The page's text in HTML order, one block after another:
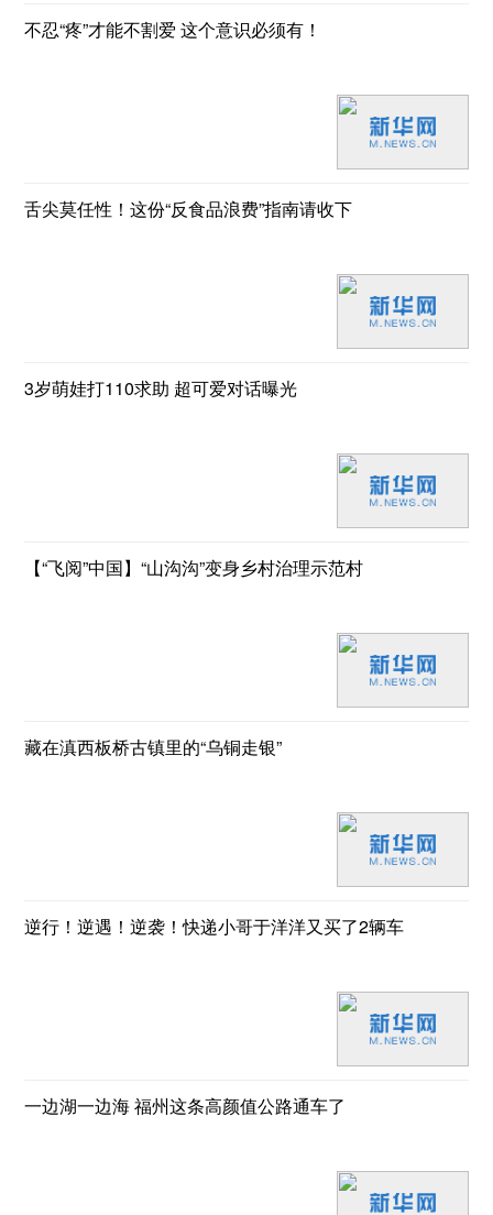
不忍“疼”才能不割爱 这个意识必须有！
舌尖莫任性！这份“反食品浪费”指南请收下
3岁萌娃打110求助 超可爱对话曝光
【“飞阅”中国】“山沟沟”变身乡村治理示范村
藏在滇西板桥古镇里的“乌铜走银”
逆行！逆遇！逆袭！快递小哥于洋洋又买了2辆车
一边湖一边海 福州这条高颜值公路通车了